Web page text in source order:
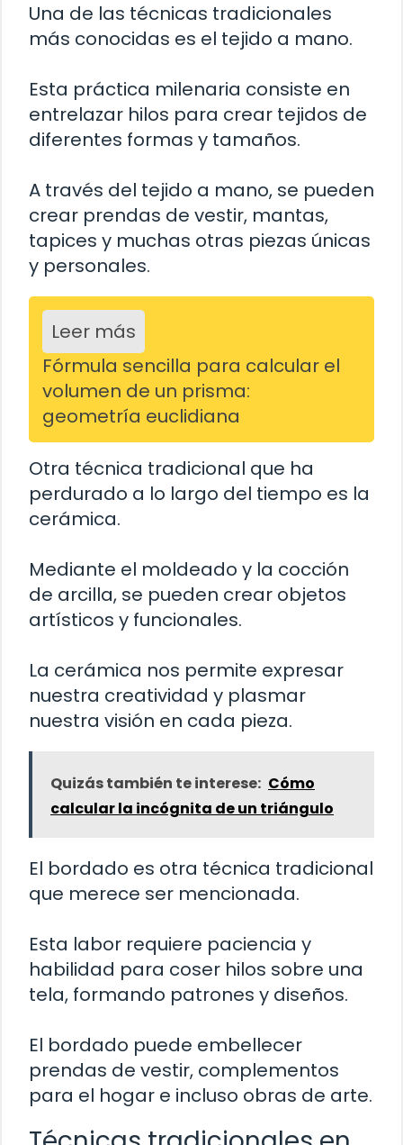
Una de las técnicas tradicionales
más conocidas es el tejido a mano.
Esta práctica milenaria consiste en
entrelazar hilos para crear tejidos de
diferentes formas y tamaños.
A través del tejido a mano, se pueden
crear prendas de vestir, mantas,
tapices y muchas otras piezas únicas
y personales.
Leer más
Fórmula sencilla para calcular el
volumen de un prisma:
geometría euclidiana
Otra técnica tradicional que ha
perdurado a lo largo del tiempo es la
cerámica.
Mediante el moldeado y la cocción
de arcilla, se pueden crear objetos
artísticos y funcionales.
La cerámica nos permite expresar
nuestra creatividad y plasmar
nuestra visión en cada pieza.
Quizás también te interese: Cómo
calcular la incógnita de un triángulo
El bordado es otra técnica tradicional
que merece ser mencionada.
Esta labor requiere paciencia y
habilidad para coser hilos sobre una
tela, formando patrones y diseños.
El bordado puede embellecer
prendas de vestir, complementos
para el hogar e incluso obras de arte.